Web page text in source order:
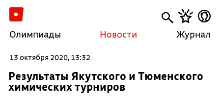
Олимпиады Новости Журнал
13 октября 2020, 13:32
Результаты Якутского и Тюменского
химических турниров